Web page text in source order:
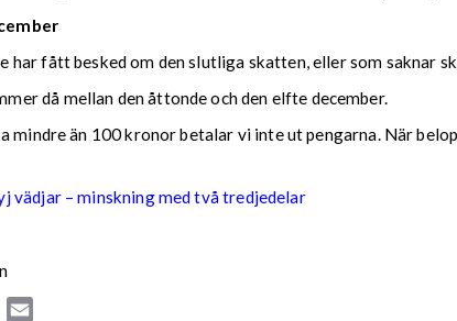
har fått besked om den slutliga skatten, eller som saknar
då mellan den åttonde och den elfte december.
mindre än 100 kronor betalar vi inte ut pengarna. När
vädjar – minskning med två tredjedelar